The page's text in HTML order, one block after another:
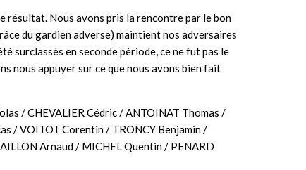
résultat. Nous avons pris la rencontre par le bon
du gardien adverse) maintient nos adversaires
surclassés en seconde période, ce ne fut pas le
nous appuyer sur ce que nous avons bien fait
/ CHEVALIER Cédric / ANTOINAT Thomas /
/ VOITOT Corentin / TRONCY Benjamin /
Arnaud / MICHEL Quentin / PENARD